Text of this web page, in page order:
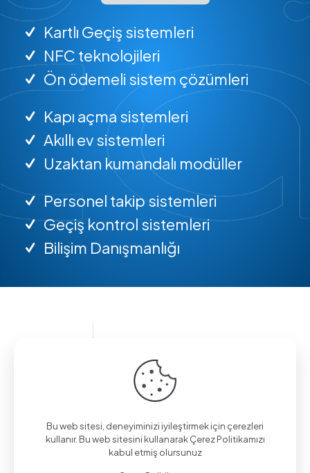
Kartlı Geçiş sistemleri
NFC teknolojileri
Ön ödemeli sistem çözümleri
Kapı açma sistemleri
Akıllı ev sistemleri
Uzaktan kumandalı modüller
Personel takip sistemleri
Geçiş kontrol sistemleri
Bilişim Danışmanlığı
Bilgi almak için arayın.
(0312) 325 02 01
Bu web sitesi, deneyiminizi iyileştirmek için çerezleri
kullanır. Bu web sitesini kullanarak Çerez Politikamızı
kabul etmiş olursunuz